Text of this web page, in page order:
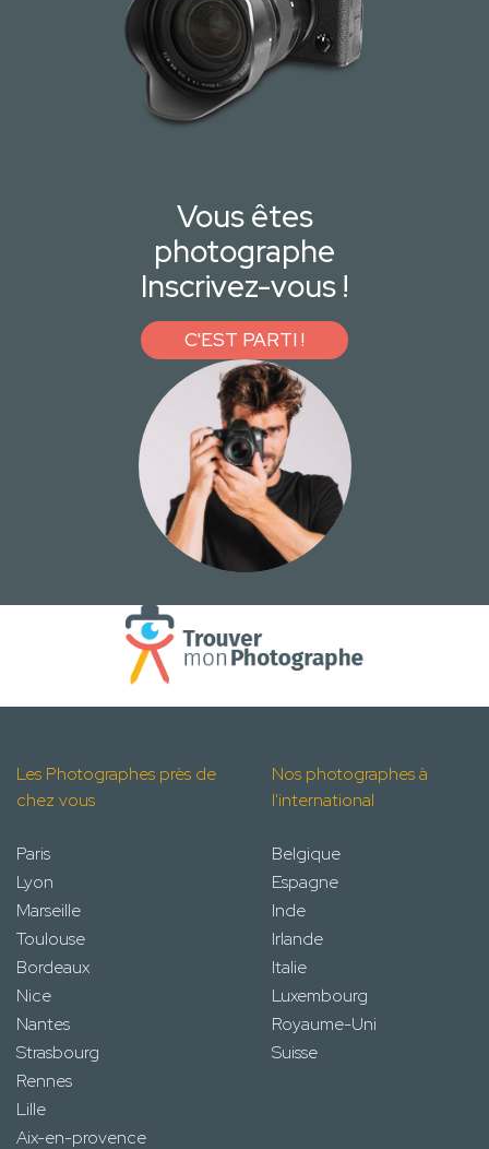
Vous êtes
photographe
Inscrivez-vous !
C'EST PARTI !
Les Photographes près de
chez vous
Paris
Lyon
Marseille
Toulouse
Bordeaux
Nice
Nantes
Strasbourg
Rennes
Lille
Aix-en-provence
Nos photographes à
l'international
Belgique
Espagne
Inde
Irlande
Italie
Luxembourg
Royaume-Uni
Suisse